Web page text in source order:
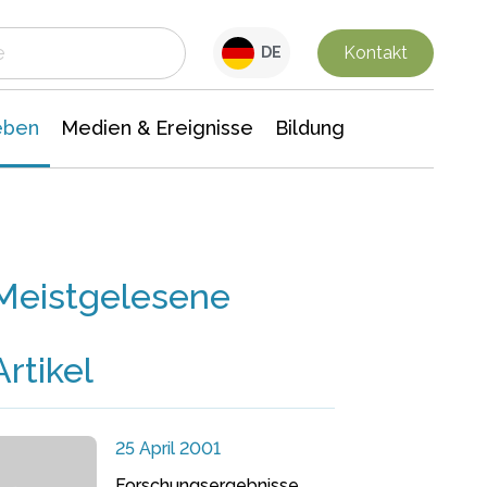
DE Kontakt
Medien & Ereignisse Bildung
25 April 2001